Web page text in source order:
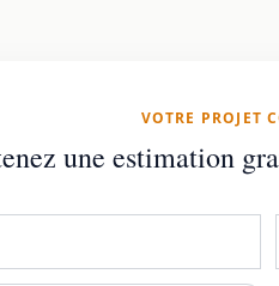
VOTRE PROJET
une estimation